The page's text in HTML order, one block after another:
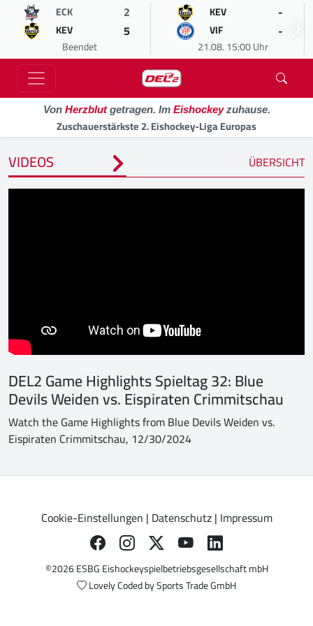
ECK 2
KEV 5
Beendet
KEV -
VIF -
21.08. 15:00 Uhr
Von Herzblutgetragen. Im Eishockeyzuhause.
Zuschauerstärkste 2. Eishockey-Liga Europas
VIDEOS ÜBERSICHT
DEL2 Game Highlights Spieltag 32: Blue
Devils Weiden vs. Eispiraten Crimmitschau
Watch the Game Highlights from Blue Devils Weiden vs.
Eispiraten Crimmitschau, 12/30/2024
Cookie-Einstellungen | Datenschutz| Impressum
©2026 ESBG Eishockeyspielbetriebsgesellschaft mbH
Lovely Coded bySports Trade GmbH